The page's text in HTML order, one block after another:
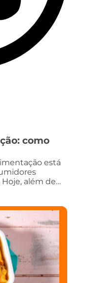
como
está
além de…